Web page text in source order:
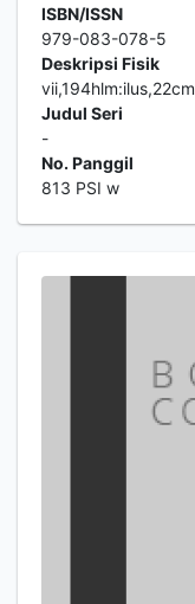
ISBN/ISSN
979-083-078-5
Deskripsi Fisik
vii,194hlm:ilus,22cm
Judul Seri
-
No. Panggil
813 PSI w